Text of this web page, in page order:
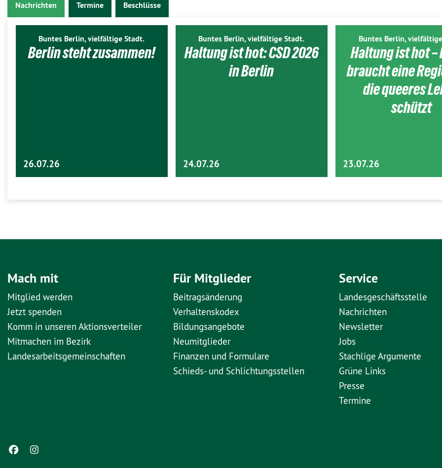
Nachrichten Termine Beschlüsse
Buntes Berlin, vielfältige Stadt.
Berlin steht zusammen!
26.07.26
Buntes Berlin, vielfältige Stadt.
Haltung ist hot: CSD 2026
in Berlin
24.07.26
Buntes Berlin,
Haltung ist hot –
braucht eine
die queeres
schützt
23.07.26
Mach mit
Mitglied werden
Jetzt spenden
Komm in unseren Aktionsverteiler
Mitmachen im Bezirk
Landesarbeitsgemeinschaften
Für Mitglieder
Beitragsänderung
Verhaltenskodex
Bildungsangebote
Neumitglieder
Finanzen und Formulare
Schieds- und Schlichtungsstellen
Service
Landesgeschäftsstelle
Nachrichten
Newsletter
Jobs
Stachlige Argumente
Grüne Links
Presse
Termine